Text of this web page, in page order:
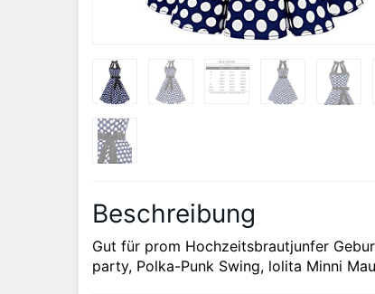
Beschreibung
Gut für prom Hochzeitsbrautjunfer
party, Polka-Punk Swing, lolita Minni